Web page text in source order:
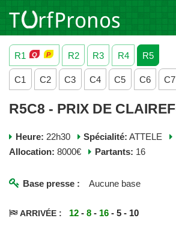
R1
R2 R3 R4 R5
C1 C2 C3 C4 C5 C6 C7
Heure: 22h30 Spécialité: ATTELE
Allocation: 8000€ Partants: 16
Base presse : Aucune base
ARRIVÉE : 12 -8 - 16 - 5 - 10